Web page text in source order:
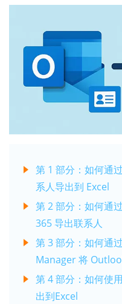
第 1 部分：如何通
系人导出到 Excel
第 2 部分：如何通
365 导出联系人
第 3 部分：如何通
Manager 将
第 4 部分：如何使
出到Excel